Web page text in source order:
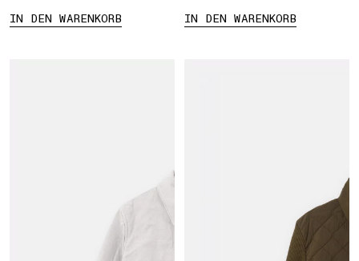
IN DEN WARENKORB
IN DEN WARENKORB